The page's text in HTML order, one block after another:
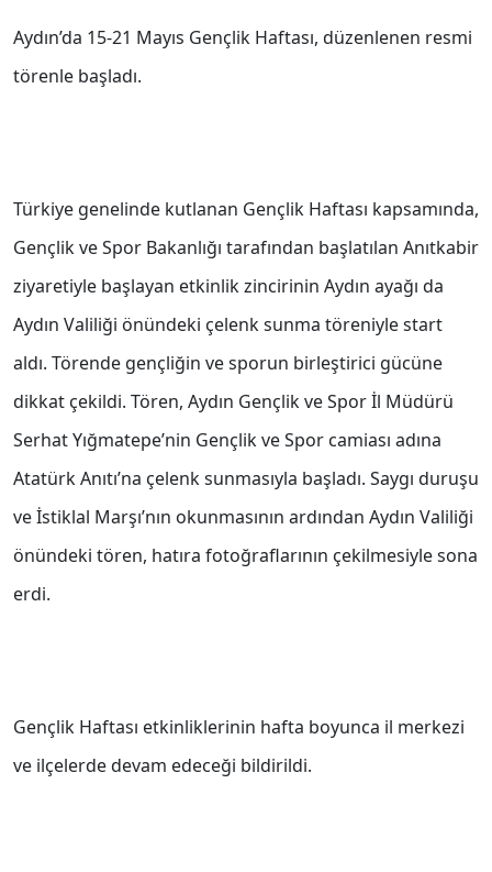
Aydın’da 15-21 Mayıs Gençlik Haftası, düzenlenen resmi
törenle başladı.
Türkiye genelinde kutlanan Gençlik Haftası kapsamında,
Gençlik ve Spor Bakanlığı tarafından başlatılan Anıtkabir
ziyaretiyle başlayan etkinlik zincirinin Aydın ayağı da
Aydın Valiliği önündeki çelenk sunma töreniyle start
aldı. Törende gençliğin ve sporun birleştirici gücüne
dikkat çekildi. Tören, Aydın Gençlik ve Spor İl Müdürü
Serhat Yığmatepe’nin Gençlik ve Spor camiası adına
Atatürk Anıtı’na çelenk sunmasıyla başladı. Saygı duruşu
ve İstiklal Marşı’nın okunmasının ardından Aydın Valiliği
önündeki tören, hatıra fotoğraflarının çekilmesiyle sona
erdi.
Gençlik Haftası etkinliklerinin hafta boyunca il merkezi
ve ilçelerde devam edeceği bildirildi.